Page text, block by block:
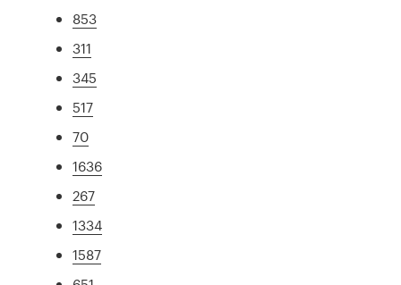
853
311
345
517
70
1636
267
1334
1587